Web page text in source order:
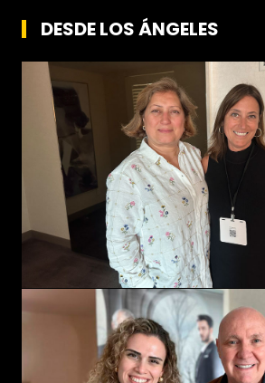
DESDE LOS ÁNGELES